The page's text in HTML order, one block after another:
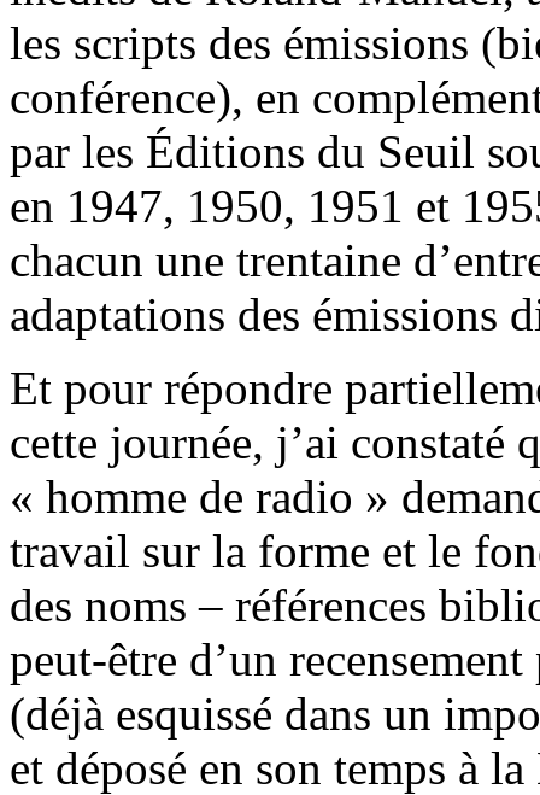
les scripts des émissions
conférence), en
par les Éditions du Seuil
en 1947, 1950, 1951 et
chacun une trentaine
adaptations des émissions
Et pour répondre
cette journée, j’ai constaté
« homme de radio »
travail sur la forme et le
des noms – références
peut-être d’un
(déjà esquissé dans un
et déposé en son temps à